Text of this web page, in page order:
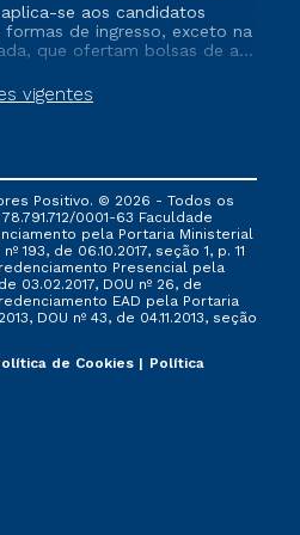
vigentes
se aos candidatos
de ingresso, exceto na
que ofertam bolsas de até
efetivado e/ou não
sua matrícula em uma
programas governamentais, e
outra campanha
Positivo. © 2026 - Todos os
0001-63 Faculdade
pela Portaria Ministerial
193, de 06.10.2017, seção 1, p. 11
Presencial ​pela
03.02.2017, DOU nº 26, de
EAD pela Portaria
DOU nº 43, de 04.11.2013, seção
de Cookies
Política